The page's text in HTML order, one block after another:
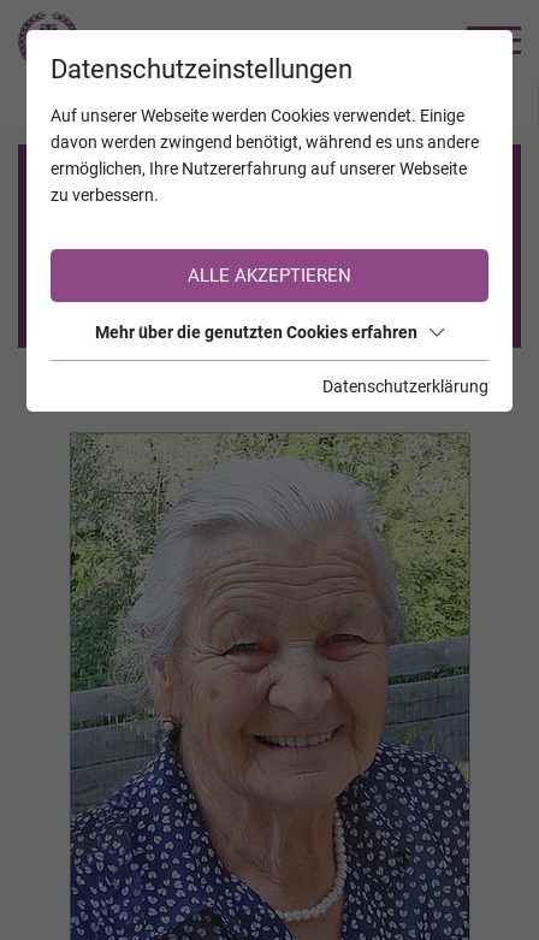
Registrierung auf TrauerHilfe.it
Sie sind noch nicht auf TrauerHilfe.it registriert?
>> zur kostenlosen Registrierung <<
Datenschutzeinstellungen
Auf unserer Webseite werden Cookies verwendet. Einige
davon werden zwingend benötigt, während es uns andere
ermöglichen, Ihre Nutzererfahrung auf unserer Webseite
zu verbessern.
ALLE AKZEPTIEREN
Mehr über die genutzten Cookies erfahren
Datenschutzerklärung
JAHRESTAGE KALENDER VERSTORBENE